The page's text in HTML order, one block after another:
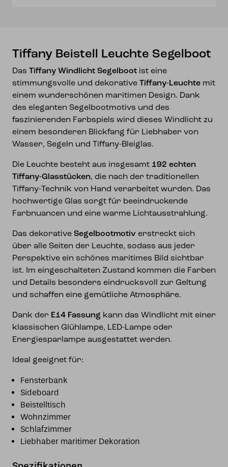
Tiffany Beistell Leuchte Segelboot
Das Tiffany Windlicht Segelboot ist eine
stimmungsvolle und dekorative Tiffany-Leuchte mit
einem wunderschönen maritimen Design. Dank
des eleganten Segelbootmotivs und des
faszinierenden Farbspiels wird dieses Windlicht zu
einem besonderen Blickfang für Liebhaber von
Wasser, Segeln und Tiffany-Bleiglas.
Die Leuchte besteht aus insgesamt 192 echten
Tiffany-Glasstücken, die nach der traditionellen
Tiffany-Technik von Hand verarbeitet wurden. Das
hochwertige Glas sorgt für beeindruckende
Farbnuancen und eine warme Lichtausstrahlung.
Das dekorative Segelbootmotiv erstreckt sich
über alle Seiten der Leuchte, sodass aus jeder
Perspektive ein schönes maritimes Bild sichtbar
ist. Im eingeschalteten Zustand kommen die Farben
und Details besonders eindrucksvoll zur Geltung
und schaffen eine gemütliche Atmosphäre.
Dank der E14 Fassung kann das Windlicht mit einer
klassischen Glühlampe, LED-Lampe oder
Energiesparlampe ausgestattet werden.
Ideal geeignet für:
Fensterbank
Sideboard
Beistelltisch
Wohnzimmer
Schlafzimmer
Liebhaber maritimer Dekoration